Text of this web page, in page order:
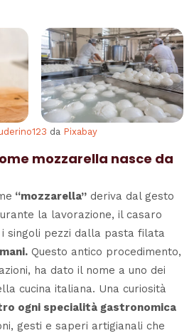
da Pixabay
mozzarella nasce da
“mozzarella” deriva dal gesto
la lavorazione, il casaro
singoli pezzi dalla pasta filata
Questo antico procedimento,
ha dato il nome a uno dei
cucina italiana. Una curiosità
ogni specialità gastronomica
gesti e saperi artigianali che